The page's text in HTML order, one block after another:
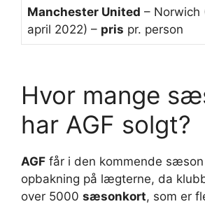
Manchester United – Norwich
april 2022) – pris pr. person
Hvor mange
har AGF solgt?
AGF får i den kommende
opbakning på lægterne, da
over 5000 sæsonkort, som er